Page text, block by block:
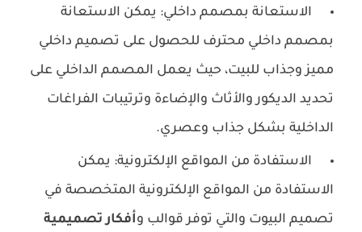
الاستعانة بمصمم داخلي: يمكن الاستعانة
بمصمم داخلي محترف للحصول على تصميم داخلي
مميز وجذاب للبيت، حيث يعمل المصمم الداخلي على
تحديد الديكور والأثاث والإضاءة وترتيبات الفراغات
الداخلية بشكل جذاب وعصري.
الاستفادة من المواقع الإلكترونية: يمكن
الاستفادة من المواقع الإلكترونية المتخصصة في
تصميم البيوت والتي توفر قوالب وأفكار تصميمية